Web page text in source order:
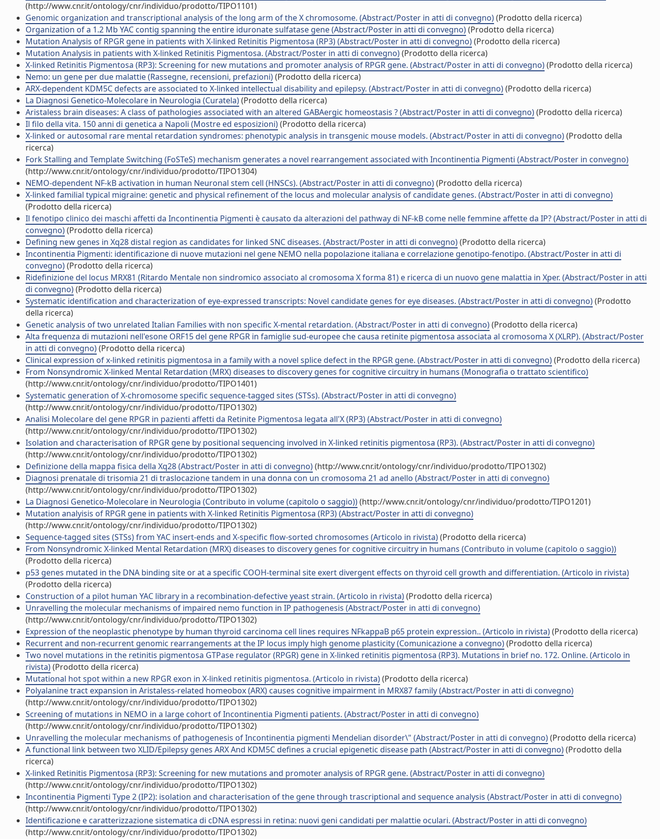
(http://www.cnr.it/ontology/cnr/individuo/prodotto/TIPO1101)
Genomic organization and transcriptional analysis of the long arm of the X chromosome. (Abstract/Poster in atti di convegno)(Prodotto della ricerca)
Organization of a 1.2 Mb YAC contig spanning the entire iduronate sulfatase gene (Abstract/Poster in atti di convegno)(Prodotto della ricerca)
Mutation Analysis of RPGR gene in patients with X-linked Retinitis Pigmentosa (RP3) (Abstract/Poster in atti di convegno)(Prodotto della ricerca)
Mutation Analysis in patients with X-linked Retinitis Pigmentosa. (Abstract/Poster in atti di convegno)(Prodotto della ricerca)
X-linked Retinitis Pigmentosa (RP3): Screening for new mutations and promoter analysis of RPGR gene. (Abstract/Poster in atti di convegno)(Prodotto della ricerca)
Nemo: un gene per due malattie (Rassegne, recensioni, prefazioni)(Prodotto della ricerca)
ARX-dependent KDM5C defects are associated to X-linked intellectual disability and epilepsy. (Abstract/Poster in atti di convegno)(Prodotto della ricerca)
La Diagnosi Genetico-Molecolare in Neurologia (Curatela)(Prodotto della ricerca)
Aristaless brain diseases: A class of pathologies associated with an altered GABAergic homeostasis ? (Abstract/Poster in atti di convegno)(Prodotto della ricerca)
Il filo della vita. 150 anni di genetica a Napoli (Mostre ed esposizioni)(Prodotto della ricerca)
X-linked or autosomal rare mental retardation syndromes: phenotypic analysis in transgenic mouse models. (Abstract/Poster in atti di convegno)(Prodotto della
ricerca)
Fork Stalling and Template Switching (FoSTeS) mechanism generates a novel rearrangement associated with Incontinentia Pigmenti (Abstract/Poster in convegno)
(http://www.cnr.it/ontology/cnr/individuo/prodotto/TIPO1304)
NEMO-dependent NF-kB activation in human Neuronal stem cell (HNSCs). (Abstract/Poster in atti di convegno)(Prodotto della ricerca)
X-linked familial typical migraine: genetic and physical refinement of the locus and molecular analysis of candidate genes. (Abstract/Poster in atti di convegno)
(Prodotto della ricerca)
Il fenotipo clinico dei maschi affetti da Incontinentia Pigmenti è causato da alterazioni del pathway di NF-kB come nelle femmine affette da IP? (Abstract/Poster in atti di
convegno)(Prodotto della ricerca)
Defining new genes in Xq28 distal region as candidates for linked SNC diseases. (Abstract/Poster in atti di convegno)(Prodotto della ricerca)
Incontinentia Pigmenti: identificazione di nuove mutazioni nel gene NEMO nella popolazione italiana e correlazione genotipo-fenotipo. (Abstract/Poster in atti di
convegno)(Prodotto della ricerca)
Ridefinizione del locus MRX81 (Ritardo Mentale non sindromico associato al cromosoma X forma 81) e ricerca di un nuovo gene malattia in Xper. (Abstract/Poster in atti
di convegno)(Prodotto della ricerca)
Systematic identification and characterization of eye-expressed transcripts: Novel candidate genes for eye diseases. (Abstract/Poster in atti di convegno)(Prodotto
della ricerca)
Genetic analysis of two unrelated Italian Families with non specific X-mental retardation. (Abstract/Poster in atti di convegno)(Prodotto della ricerca)
Alta frequenza di mutazioni nell'esone ORF15 del gene RPGR in famiglie sud-europee che causa retinite pigmentosa associata al cromosoma X (XLRP). (Abstract/Poster
in atti di convegno)(Prodotto della ricerca)
Clinical expression of x-linked retinitis pigmentosa in a family with a novel splice defect in the RPGR gene. (Abstract/Poster in atti di convegno)(Prodotto della ricerca)
From Nonsyndromic X-linked Mental Retardation (MRX) diseases to discovery genes for cognitive circuitry in humans (Monografia o trattato scientifico)
(http://www.cnr.it/ontology/cnr/individuo/prodotto/TIPO1401)
Systematic generation of X-chromosome specific sequence-tagged sites (STSs). (Abstract/Poster in atti di convegno)
(http://www.cnr.it/ontology/cnr/individuo/prodotto/TIPO1302)
Analisi Molecolare del gene RPGR in pazienti affetti da Retinite Pigmentosa legata all'X (RP3) (Abstract/Poster in atti di convegno)
(http://www.cnr.it/ontology/cnr/individuo/prodotto/TIPO1302)
Isolation and characterisation of RPGR gene by positional sequencing involved in X-linked retinitis pigmentosa (RP3). (Abstract/Poster in atti di convegno)
(http://www.cnr.it/ontology/cnr/individuo/prodotto/TIPO1302)
Definizione della mappa fisica della Xq28 (Abstract/Poster in atti di convegno)(http://www.cnr.it/ontology/cnr/individuo/prodotto/TIPO1302)
Diagnosi prenatale di trisomia 21 di traslocazione tandem in una donna con un cromosoma 21 ad anello (Abstract/Poster in atti di convegno)
(http://www.cnr.it/ontology/cnr/individuo/prodotto/TIPO1302)
La Diagnosi Genetico-Molecolare in Neurologia (Contributo in volume (capitolo o saggio))(http://www.cnr.it/ontology/cnr/individuo/prodotto/TIPO1201)
Mutation analyisis of RPGR gene in patients with X-linked Retinitis Pigmentosa (RP3) (Abstract/Poster in atti di convegno)
(http://www.cnr.it/ontology/cnr/individuo/prodotto/TIPO1302)
Sequence-tagged sites (STSs) from YAC insert-ends and X-specific flow-sorted chromosomes (Articolo in rivista)(Prodotto della ricerca)
From Nonsyndromic X-linked Mental Retardation (MRX) diseases to discovery genes for cognitive circuitry in humans (Contributo in volume (capitolo o saggio))
(Prodotto della ricerca)
p53 genes mutated in the DNA binding site or at a specific COOH-terminal site exert divergent effects on thyroid cell growth and differentiation. (Articolo in rivista)
(Prodotto della ricerca)
Construction of a pilot human YAC library in a recombination-defective yeast strain. (Articolo in rivista)(Prodotto della ricerca)
Unravelling the molecular mechanisms of impaired nemo function in IP pathogenesis (Abstract/Poster in atti di convegno)
(http://www.cnr.it/ontology/cnr/individuo/prodotto/TIPO1302)
Expression of the neoplastic phenotype by human thyroid carcinoma cell lines requires NFkappaB p65 protein expression.. (Articolo in rivista)(Prodotto della ricerca)
Recurrent and non-recurrent genomic rearrangements at the IP locus imply high genome plasticity (Comunicazione a convegno)(Prodotto della ricerca)
Two novel mutations in the retinitis pigmentosa GTPase regulator (RPGR) gene in X-linked retinitis pigmentosa (RP3). Mutations in brief no. 172. Online. (Articolo in
rivista)(Prodotto della ricerca)
Mutational hot spot within a new RPGR exon in X-linked retinitis pigmentosa. (Articolo in rivista)(Prodotto della ricerca)
Polyalanine tract expansion in Aristaless-related homeobox (ARX) causes cognitive impairment in MRX87 family (Abstract/Poster in atti di convegno)
(http://www.cnr.it/ontology/cnr/individuo/prodotto/TIPO1302)
Screening of mutations in NEMO in a large cohort of Incontinentia Pigmenti patients. (Abstract/Poster in atti di convegno)
(http://www.cnr.it/ontology/cnr/individuo/prodotto/TIPO1302)
Unravelling the molecular mechanisms of pathogenesis of Incontinentia pigmenti Mendelian disorder\" (Abstract/Poster in atti di convegno)(Prodotto della ricerca)
A functional link between two XLID/Epilepsy genes ARX And KDM5C defines a crucial epigenetic disease path (Abstract/Poster in atti di convegno)(Prodotto della
ricerca)
X-linked Retinitis Pigmentosa (RP3): Screening for new mutations and promoter analysis of RPGR gene. (Abstract/Poster in atti di convegno)
(http://www.cnr.it/ontology/cnr/individuo/prodotto/TIPO1302)
Incontinentia Pigmenti Type 2 (IP2): isolation and characterisation of the gene through trascriptional and sequence analysis (Abstract/Poster in atti di convegno)
(http://www.cnr.it/ontology/cnr/individuo/prodotto/TIPO1302)
Identificazione e caratterizzazione sistematica di cDNA espressi in retina: nuovi geni candidati per malattie oculari. (Abstract/Poster in atti di convegno)
(http://www.cnr.it/ontology/cnr/individuo/prodotto/TIPO1302)